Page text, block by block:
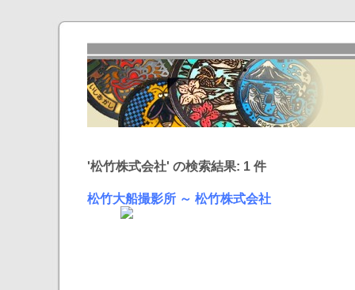
'松竹株式会社' の検索結果: 1 件
松竹大船撮影所 ～ 松竹株式会社